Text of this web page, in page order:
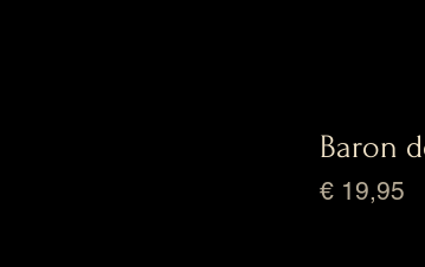
Baron
Prijs
€ 19,95